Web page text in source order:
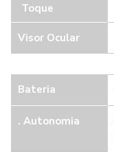
Toque
Visor Ocular
Bateria
. Autonomia